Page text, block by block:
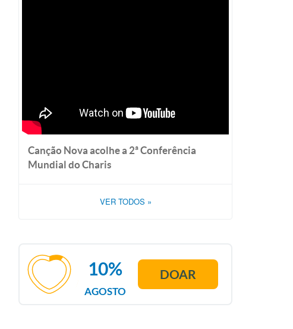
Canção Nova acolhe a 2ª Conferência
Mundial do Charis
VER TODOS »
AGOSTO
10% DOAR